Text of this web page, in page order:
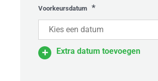
Voorkeursdatum *
Extra datum toevoegen